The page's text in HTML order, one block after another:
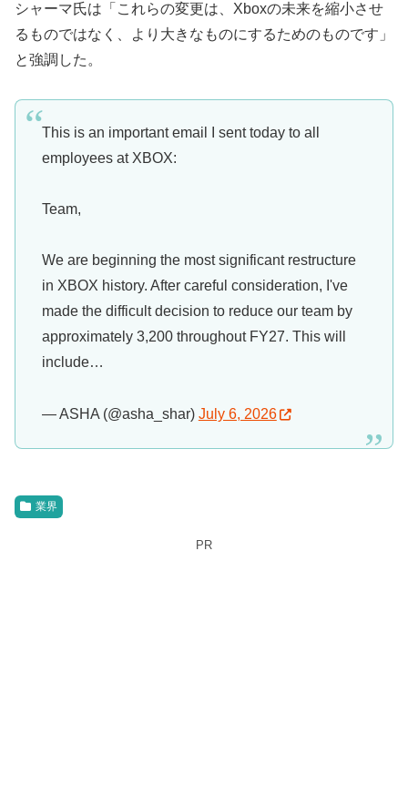
シャーマ氏は「これらの変更は、Xboxの未来を縮小させ
るものではなく、より大きなものにするためのものです」
と強調した。
This is an important email I sent today to all
employees at XBOX:
Team,
We are beginning the most significant restructure
in XBOX history. After careful consideration, I've
made the difficult decision to reduce our team by
approximately 3,200 throughout FY27. This will
include…
— ASHA (@asha_shar) July 6, 2026
業界
PR